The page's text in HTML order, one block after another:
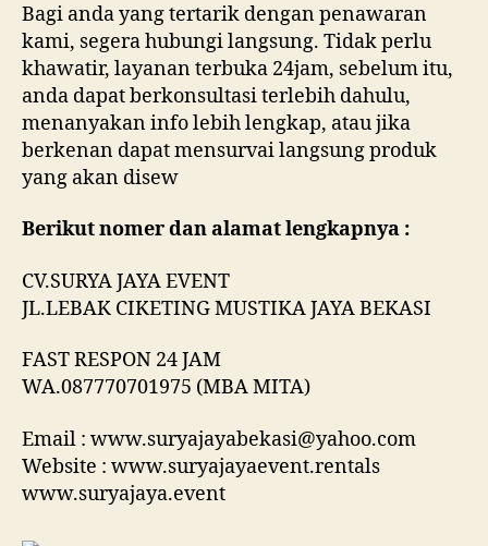
Bagi anda yang tertarik dengan penawaran
kami, segera hubungi langsung. Tidak perlu
khawatir, layanan terbuka 24jam, sebelum itu,
anda dapat berkonsultasi terlebih dahulu,
menanyakan info lebih lengkap, atau jika
berkenan dapat mensurvai langsung produk
yang akan disew
Berikut nomer dan alamat lengkapnya :
CV.SURYA JAYA EVENT
JL.LEBAK CIKETING MUSTIKA JAYA BEKASI
FAST RESPON 24 JAM
WA.087770701975 (MBA MITA)
Email : www.suryajayabekasi@yahoo.com
Website : www.suryajayaevent.rentals
www.suryajaya.event